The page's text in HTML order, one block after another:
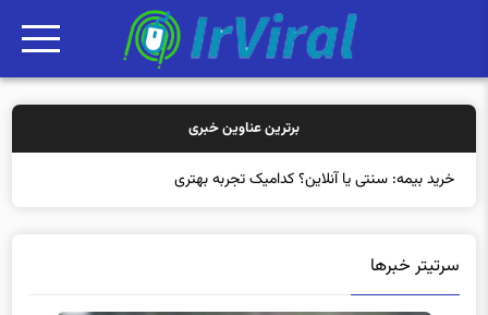
برترین عناوین خبری
خرید بیمه: سنتی یا آنلاین؟ کدامیک تجربه بهتری برای مشتریا
سرتیتر خبرها